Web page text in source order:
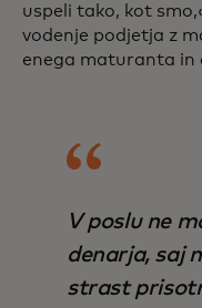
uspeli tako, kot
vodenje podjetja z
enega maturanta in
V poslu ne
denarja, saj
strast